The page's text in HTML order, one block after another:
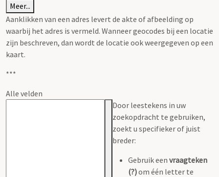
Meer...
Aanklikken van een adres levert de akte of afbeelding op
waarbij het adres is vermeld. Wanneer geocodes bij een locatie
zijn beschreven, dan wordt de locatie ook weergegeven op een
kaart.
***
Alle velden
Door leestekens in uw
zoekopdracht te gebruiken,
zoekt u specifieker of juist
breder:
Gebruik een vraagteken
(?)om één letter te